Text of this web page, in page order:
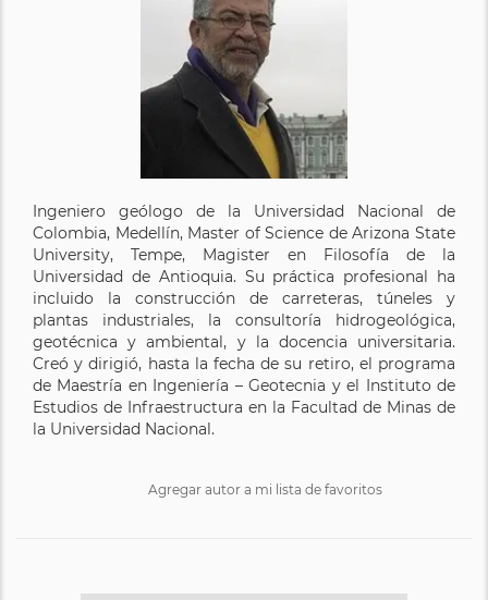
Ingeniero geólogo de la Universidad Nacional de
Colombia, Medellín, Master of Science de Arizona State
University, Tempe, Magister en Filosofía de la
Universidad de Antioquia. Su práctica profesional ha
incluido la construcción de carreteras, túneles y
plantas industriales, la consultoría hidrogeológica,
geotécnica y ambiental, y la docencia universitaria.
Creó y dirigió, hasta la fecha de su retiro, el programa
de Maestría en Ingeniería – Geotecnia y el Instituto de
Estudios de Infraestructura en la Facultad de Minas de
la Universidad Nacional.
Agregar autor a mi lista de favoritos